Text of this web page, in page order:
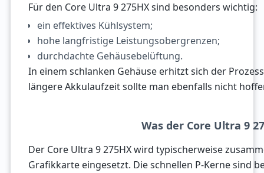
Für den Core Ultra 9 275HX sind besonders wichtig:
ein effektives Kühlsystem;
hohe langfristige Leistungsobergrenzen;
durchdachte Gehäusebelüftung.
In einem schlanken Gehäuse erhitzt sich der
längere Akkulaufzeit sollte man ebenfalls nicht
Was der Core Ultra 9
Der Core Ultra 9 275HX wird typischerweise
Grafikkarte eingesetzt. Die schnellen P-Kerne sind